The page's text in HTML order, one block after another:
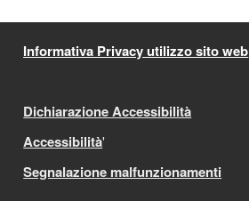
Informativa Privacy utilizzo sito web
Dichiarazione Accessibilità
Accessibilità'
Segnalazione malfunzionamenti